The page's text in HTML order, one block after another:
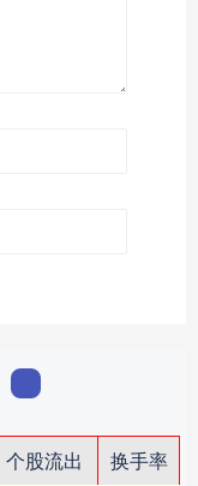
个股流出
换手率